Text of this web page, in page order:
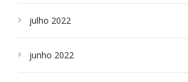
julho 2022
junho 2022